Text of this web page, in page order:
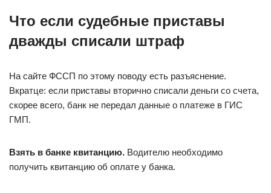
Что если судебные приставы
дважды списали штраф
На сайте ФССП по этому поводу есть разъяснение.
Вкратце: если приставы вторично списали деньги со счета,
скорее всего, банк не передал данные о платеже в ГИС
ГМП.
Взять в банке квитанцию. Водителю необходимо
получить квитанцию об оплате у банка.